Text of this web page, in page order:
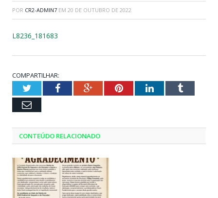
POR CR2-ADMIN7 EM 20 DE OUTUBRO DE 2022
L8236_181683
COMPARTILHAR:
TwitterFacebookGoogle+PinterestLinkedInTumblr
Email
CONTEÚDO RELACIONADO